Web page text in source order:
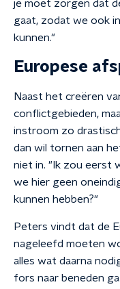
je moet zorgen dat
gaat, zodat we ook
kunnen."
Europese
Naast het creëren
conflictgebieden,
instroom zo
dan wil tornen aan
niet in. "Ik zou eerst
we hier geen
kunnen hebben?"
Peters vindt dat de
nageleefd moeten
alles wat daarna
fors naar beneden